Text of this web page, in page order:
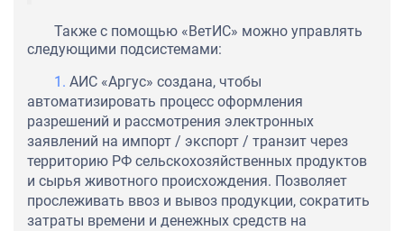
Также с помощью «ВетИС» можно управлять
следующими подсистемами:
АИС «Аргус» создана, чтобы
автоматизировать процесс оформления
разрешений и рассмотрения электронных
заявлений на импорт / экспорт / транзит через
территорию РФ сельскохозяйственных продуктов
и сырья животного происхождения. Позволяет
прослеживать ввоз и вывоз продукции, сократить
затраты времени и денежных средств на